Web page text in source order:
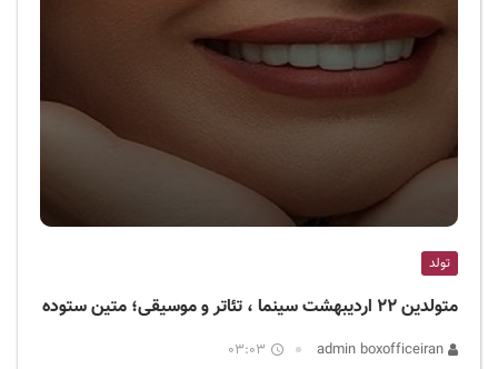
تولد
متولدین ۲۲ اردیبهشت سینما ، تئاتر و موسیقی؛ متین ستوده
03:03